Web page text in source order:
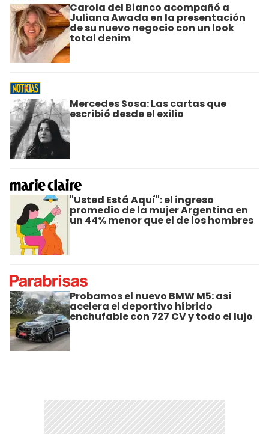
Carola del Bianco acompañó a
Juliana Awada en la presentación
de su nuevo negocio con un look
total denim
Mercedes Sosa: Las cartas que
escribió desde el exilio
"Usted Está Aquí": el ingreso
promedio de la mujer Argentina en
un 44% menor que el de los hombres
Probamos el nuevo BMW M5: así
acelera el deportivo híbrido
enchufable con 727 CV y todo el lujo